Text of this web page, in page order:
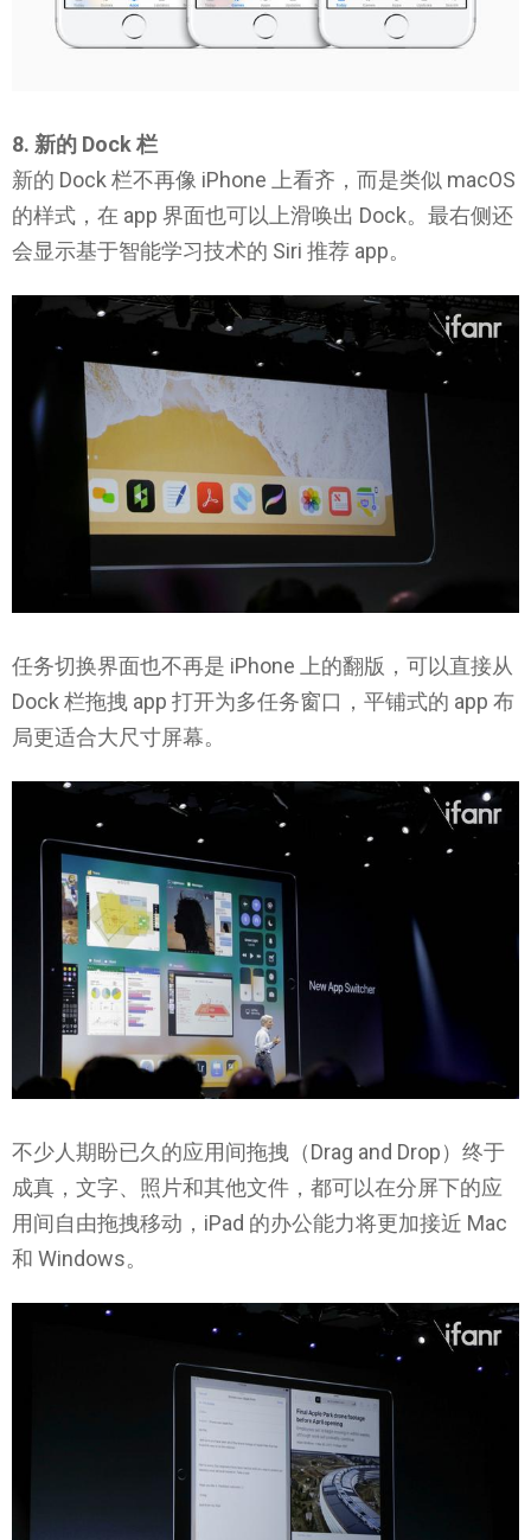
8. 新的 Dock 栏
新的 Dock 栏不再像 iPhone 上看齐，而是类似 macOS
的样式，在 app 界面也可以上滑唤出 Dock。最右侧还
会显示基于智能学习技术的 Siri 推荐 app。
任务切换界面也不再是 iPhone 上的翻版，可以直接从
Dock 栏拖拽 app 打开为多任务窗口，平铺式的 app 布
局更适合大尺寸屏幕。
不少人期盼已久的应用间拖拽（Drag and Drop）终于
成真，文字、照片和其他文件，都可以在分屏下的应
用间自由拖拽移动，iPad 的办公能力将更加接近 Mac
和 Windows。